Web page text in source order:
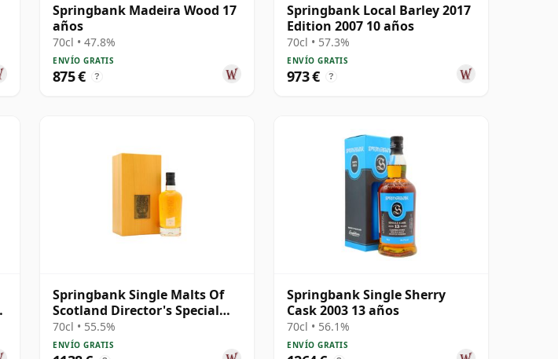
Springbank Madeira Wood 17
años
70cl • 47.8%
ENVÍO GRATIS
875 € ?
Springbank Local Barley 2017
Edition 2007 10 años
70cl • 57.3%
ENVÍO GRATIS
973 € ?
Springbank Single Malts Of
Scotland Director's Special
Scotch 25 años
70cl • 55.5%
ENVÍO GRATIS
Springbank Single Sherry
Cask 2003 13 años
70cl • 56.1%
ENVÍO GRATIS